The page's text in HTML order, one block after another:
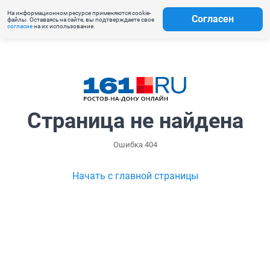
На информационном ресурсе применяются cookie-
файлы. Оставаясь на сайте, вы подтверждаете свое
согласиена их использование.
Согласен
Страница не найдена
Ошибка 404
Начать с главной страницы